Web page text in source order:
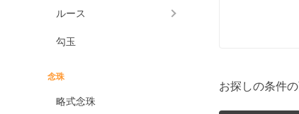
ルース
勾玉
念珠
略式念珠
お探しの条件